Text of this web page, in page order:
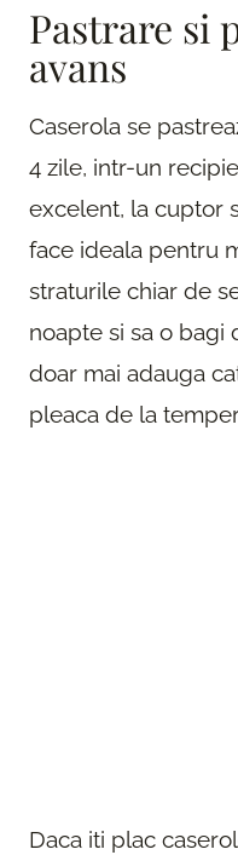
Pastrare si
avans
Caserola se
4 zile, intr-un
excelent, la cuptor
face ideala pentru
straturile chiar de
noapte si sa o bagi
doar mai adauga
pleaca de la
Daca iti plac